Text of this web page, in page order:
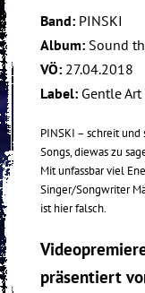
Band: PINSKI
Album: Sound
VÖ: 27.04.2018
Label: Gentle
PINSKI – schreit
Songs, diewas zu
Mit unfassbar viel
Singer/Songwriter
ist hier falsch.
präsentiert